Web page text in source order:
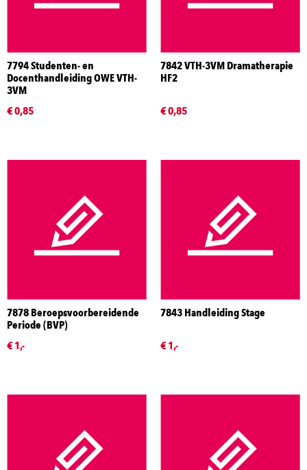
7794 Studenten- en
Docenthandleiding OWE VTH-
3VM
€ 0,85
7842 VTH-3VM Dramatherapie
HF2
€ 0,85
7878 Beroepsvoorbereidende
Periode (BVP)
€ 1,-
7843 Handleiding Stage
€ 1,-